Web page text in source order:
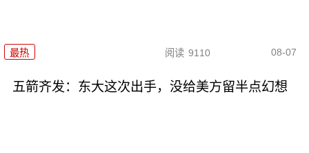
最热 阅读 9110 08-07
五箭齐发：东大这次出手，没给美方留半点幻想